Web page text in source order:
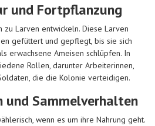
und Fortpflanzung
zu Larven entwickeln. Diese Larven
gefüttert und gepflegt, bis sie sich
erwachsene Ameisen schlüpfen. In
Rollen, darunter Arbeiterinnen,
die die Kolonie verteidigen.
und Sammelverhalten
wenn es um ihre Nahrung geht.